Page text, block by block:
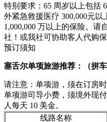
特别要求：65 周岁以上包括
外紧急救援医疗 300,000元
1,000,000 万以上的保险。请
社！或我社可协助客人代购保
预订须知
塞舌尔单项旅游推荐：（拼
请注意：单项游，须在订房时
单项游司导小费，须境外现
人每天 10 美金。
线路名称